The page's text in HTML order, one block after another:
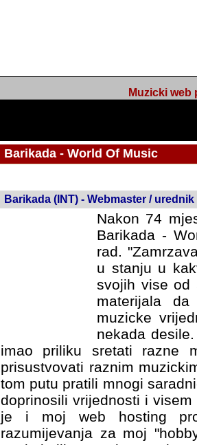
Muzicki web
Barikada - World Of Music
Barikada (INT) - Webmaster / urednik
Nakon 74
Barikada -
rad.
u stanju u
svojih vise od
materijala
muzicke
nekada
imao priliku sretati razne
prisustvovati raznim
tom putu pratili mnogi
doprinosili vrijednosti i
je i moj web hosting
razumijevanja za moj